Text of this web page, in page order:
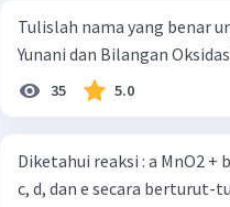
Tulislah nama yang benar
Yunani dan Bilangan
35 5.0
Diketahui reaksi : a MnO2 +
c, d, dan e secara berturut-